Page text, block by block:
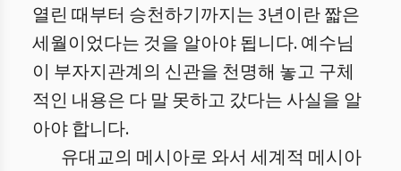
열린 때부터 승천하기까지는 3년이란 짧은
세월이었다는 것을 알아야 됩니다. 예수님
이 부자지관계의 신관을 천명해 놓고 구체
적인 내용은 다 말 못하고 갔다는 사실을 알
아야 합니다.
유대교의 메시아로 와서 세계적 메시아